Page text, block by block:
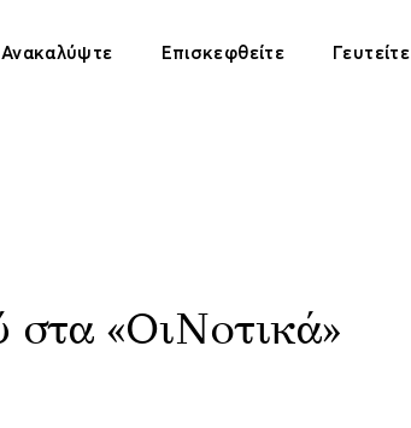
Ανακαλύψτε Επισκεφθείτε Γευτείτε
«ΟιΝοτικά»